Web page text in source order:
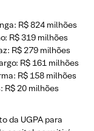
R$ 824 milhões
R$ 319 milhões
R$ 279 milhões
R$ 161 milhões
R$ 158 milhões
R$ 20 milhões
da UGPA para